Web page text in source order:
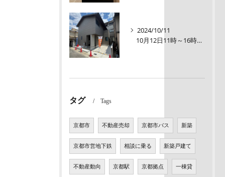
2024/10/11
10月12日11時～16時【オープンルーム】伏見区醍醐大構町 新築戸建て
タグ Tags
京都市 不動産売却 京都市バス 新築
京都市営地下鉄 相談に乗る 新築戸建て
不動産動向 京都駅 京都拠点 一棟貸